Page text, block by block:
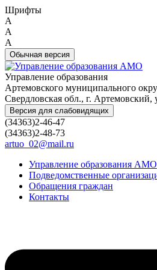
Шрифты
A
A
A
Обычная версия
Управление образования
Артемовского муниципального
Свердловская обл., г. Артемовский,
Версия для слабовидящих
(34363)2-46-47
(34363)2-48-73
artuo_02@mail.ru
Управление образования АМО
Подведомственные
Обращения граждан
Контакты